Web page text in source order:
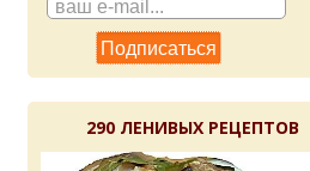
290 ЛЕНИВЫХ РЕЦЕПТОВ